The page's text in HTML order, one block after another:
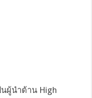
นผู้นำด้าน High